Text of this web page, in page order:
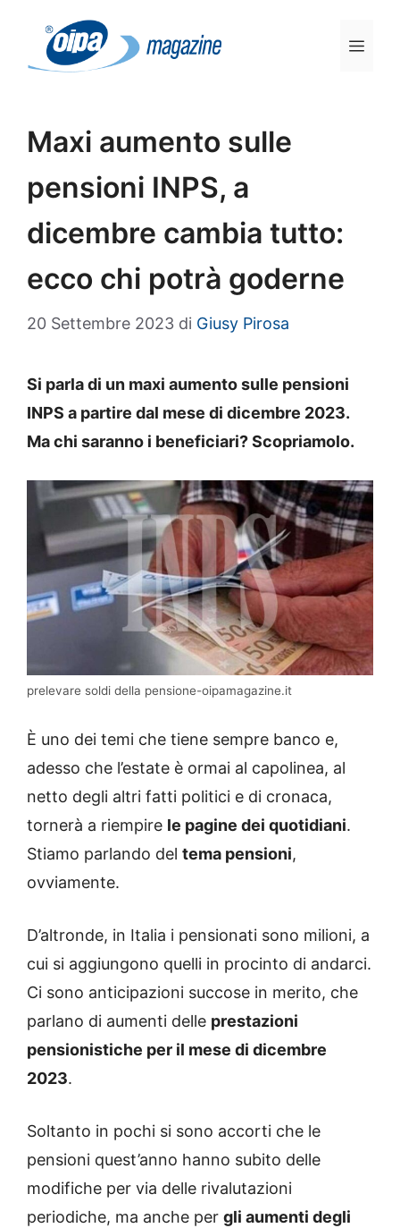
contenuto
Maxi aumento sulle
pensioni INPS, a
dicembre cambia tutto:
ecco chi potrà goderne
20 Settembre 2023 di Giusy Pirosa
Si parla di un maxi aumento sulle pensioni
INPS a partire dal mese di dicembre 2023.
Ma chi saranno i beneficiari? Scopriamolo.
prelevare soldi della pensione-oipamagazine.it
È uno dei temi che tiene sempre banco e,
adesso che l’estate è ormai al capolinea, al
netto degli altri fatti politici e di cronaca,
tornerà a riempire le pagine dei quotidiani.
Stiamo parlando del tema pensioni,
ovviamente.
D’altronde, in Italia i pensionati sono milioni, a
cui si aggiungono quelli in procinto di andarci.
Ci sono anticipazioni succose in merito, che
parlano di aumenti delle prestazioni
pensionistiche per il mese di dicembre
2023.
Soltanto in pochi si sono accorti che le
pensioni quest’anno hanno subito delle
modifiche per via delle rivalutazioni
periodiche, ma anche per gli aumenti degli